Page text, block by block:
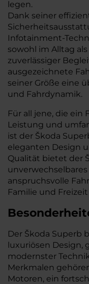
legen.
Dank seiner
Infotainment-
sowohl im Alltag
zuverlässiger
ausgezeichnete
seiner Größe eine
und Fahrdynamik.
Für all jene, die ein
Leistung und
ist der Škoda
eleganten Design
Qualität bietet der
anspruchsvolle
Familie und
Der Škoda Superb
luxuriösen Design,
modernster
Merkmalen
Motoren, ein